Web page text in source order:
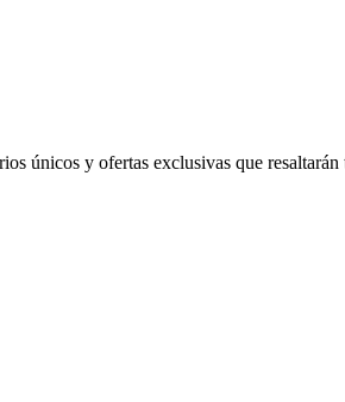
únicos y ofertas exclusivas que